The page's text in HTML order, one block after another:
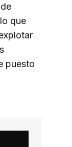
que
puesto